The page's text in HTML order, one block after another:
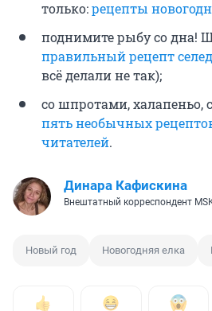
только:рецепты
поднимите рыбу со дна!
правильный рецепт
всё делали не так);
со шпротами, халапеньо,
пять необычных
читателей.
Динара Кафискина
Внештатный корреспондент
Новый год Новогодняя елка